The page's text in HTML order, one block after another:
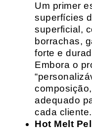
Um primer
superfícies
superficial,
borrachas,
forte e
Embora o
adequado
cada cliente.
Hot Melt